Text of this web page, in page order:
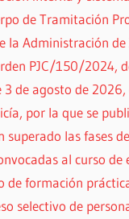
de Tramitación
la Administración de
PJC/150/2024,
3 de agosto de
por la que se
superado las fases
al curso de
de formación
selectivo de